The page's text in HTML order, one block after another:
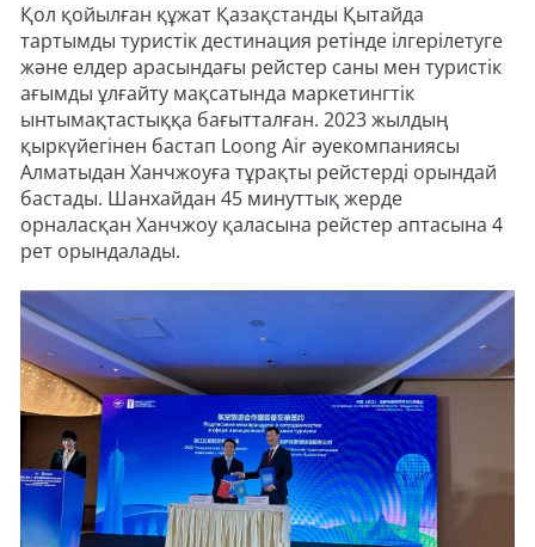
Қол қойылған құжат Қазақстанды Қытайда
тартымды туристік дестинация ретінде ілгерілетуге
және елдер арасындағы рейстер саны мен туристік
ағымды ұлғайту мақсатында маркетингтік
ынтымақтастыққа бағытталған. 2023 жылдың
қыркүйегінен бастап Loong Air әуекомпаниясы
Алматыдан Ханчжоуға тұрақты рейстерді орындай
бастады. Шанхайдан 45 минуттық жерде
орналасқан Ханчжоу қаласына рейстер аптасына 4
рет орындалады.